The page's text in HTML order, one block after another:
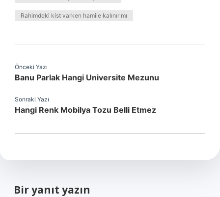
Rahimdeki kist varken hamile kalınır mı
Önceki Yazı
Banu Parlak Hangi Universite Mezunu
Sonraki Yazı
Hangi Renk Mobilya Tozu Belli Etmez
Bir yanıt yazın